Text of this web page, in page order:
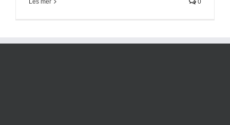
Les mer 0